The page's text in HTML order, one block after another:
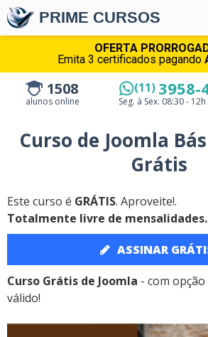
OFERTA
Emita 3 certificados pagando
PRIME CURSOS
1508
alunos online
(11) 3958-
Seg. à Sex. 08:30 -
Curso de Joomla
Grátis
Este curso é GRÁTIS. Aproveite!.
Totalmente livre de mensalidades.
ASSINAR
Curso Grátis de Joomla - com
válido!